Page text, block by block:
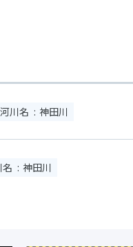
河川名 神田川
神田川